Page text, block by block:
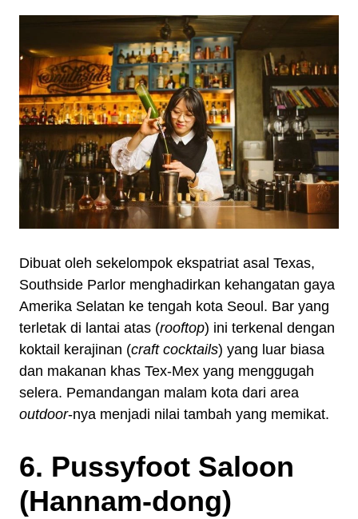
Dibuat oleh sekelompok ekspatriat asal Texas,
Southside Parlor menghadirkan kehangatan gaya
Amerika Selatan ke tengah kota Seoul. Bar yang
terletak di lantai atas (rooftop) ini terkenal dengan
koktail kerajinan (craft cocktails) yang luar biasa
dan makanan khas Tex-Mex yang menggugah
selera. Pemandangan malam kota dari area
outdoor-nya menjadi nilai tambah yang memikat.
6. Pussyfoot Saloon
(Hannam-dong)